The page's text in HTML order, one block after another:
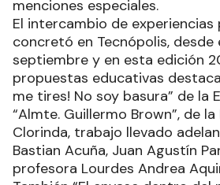
menciones especiales.
El intercambio de experiencias
concretó en Tecnópolis, desde
septiembre y en esta edición
propuestas educativas
me tires! No soy basura” de la
“Almte. Guillermo Brown”, de
Clorinda, trabajo llevado
Bastian Acuña, Juan Agustín
profesora Lourdes Andrea